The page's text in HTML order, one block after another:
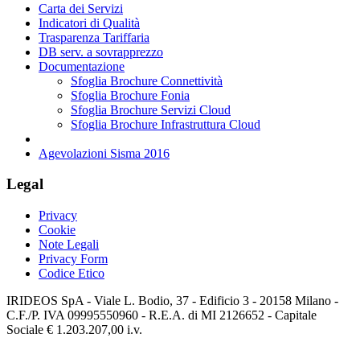
Carta dei Servizi
Indicatori di Qualità
Trasparenza Tariffaria
DB serv. a sovrapprezzo
Documentazione
Sfoglia Brochure Connettività
Sfoglia Brochure Fonia
Sfoglia Brochure Servizi Cloud
Sfoglia Brochure Infrastruttura Cloud
Agevolazioni Sisma 2016
Legal
Privacy
Cookie
Note Legali
Privacy Form
Codice Etico
IRIDEOS SpA - Viale L. Bodio, 37 - Edificio 3 - 20158 Milano -
C.F./P. IVA 09995550960 - R.E.A. di MI 2126652 - Capitale
Sociale € 1.203.207,00 i.v.